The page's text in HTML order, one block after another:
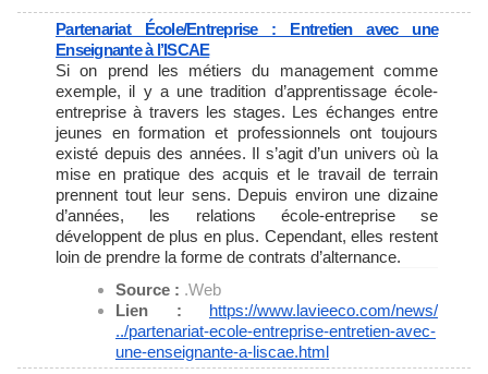
Partenariat École/Entreprise : Entretien avec une
Enseignante à l’ISCAE
Si on prend les métiers du management comme
exemple, il y a une tradition d’apprentissage école-
entreprise à travers les stages. Les échanges entre
jeunes en formation et professionnels ont toujours
existé depuis des années. Il s’agit d’un univers où la
mise en pratique des acquis et le travail de terrain
prennent tout leur sens. Depuis environ une dizaine
d’années, les relations école-entreprise se
développent de plus en plus. Cependant, elles restent
loin de prendre la forme de contrats d’alternance.
Source : .Web
Lien : https://www.lavieeco.com/news/
../partenariat-ecole-entreprise-entretien-avec-
une-enseignante-a-liscae.html